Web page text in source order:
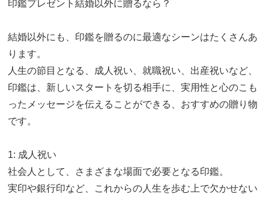
印鑑プレゼント結婚以外に贈るなら？
結婚以外にも、印鑑を贈るのに最適なシーンはたくさんあ
ります。
人生の節目となる、成人祝い、就職祝い、出産祝いなど、
印鑑は、新しいスタートを切る相手に、実用性と心のこも
ったメッセージを伝えることができる、おすすめの贈り物
です。
1: 成人祝い
社会人として、さまざまな場面で必要となる印鑑。
実印や銀行印など、これからの人生を歩む上で欠かせない